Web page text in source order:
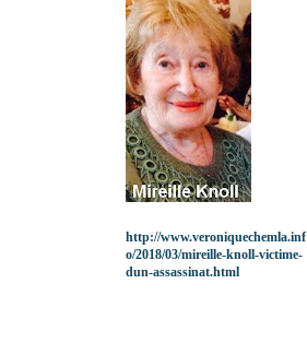
http://www.veroniquechemla.inf
o/2018/03/mireille-knoll-victime-
dun-assassinat.html